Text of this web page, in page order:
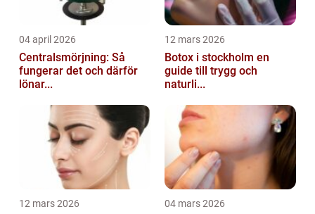
04 april 2026
Centralsmörjning: Så
fungerar det och därför
lönar...
12 mars 2026
Botox i stockholm en
guide till trygg och
naturli...
12 mars 2026 04 mars 2026